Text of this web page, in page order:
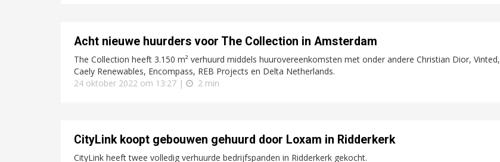
Acht nieuwe huurders voor The Collection in Amsterdam
The Collection heeft 3.150 m² verhuurd middels huurovereenkomsten met onder andere Christian Dior, Vinted,
Caely Renewables, Encompass, REB Projects en Delta Netherlands.
24 oktober 2022 om 13:27 |
2 min
CityLink koopt gebouwen gehuurd door Loxam in Ridderkerk
CityLink heeft twee volledig verhuurde bedrijfspanden in Ridderkerk gekocht.